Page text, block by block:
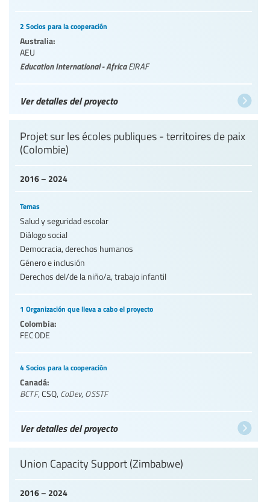
2 Socios para la cooperación
Australia:
AEU
Education International - AfricaEIRAF
Ver detalles del proyecto
2016 – 2024
Projet sur les écoles publiques - territoires de paix
(Colombie)
Temas
Salud y seguridad escolar
Diálogo social
Democracia, derechos humanos
Género e inclusión
Derechos del/de la niño/a, trabajo infantil
1 Organización que lleva a cabo el proyecto
Colombia:
FECODE
4 Socios para la cooperación
Canadá:
BCTF, CSQ, CoDev, OSSTF
Ver detalles del proyecto
2016 – 2024
Union Capacity Support (Zimbabwe)